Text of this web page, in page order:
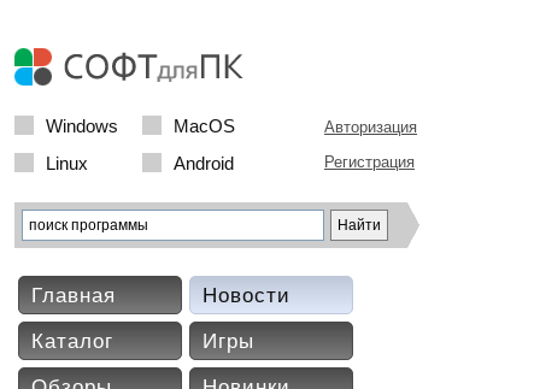
Windows
MacOS
Linux
Android
Авторизация
Регистрация
Главная
Новости
Каталог
Игры